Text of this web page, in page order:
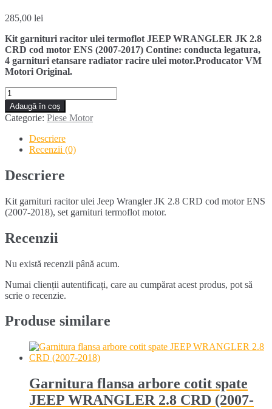
285,00 lei
Kit garnituri racitor ulei termoflot JEEP WRANGLER JK 2.8
CRD cod motor ENS (2007-2017) Contine: conducta legatura,
4 garnituri etansare radiator racire ulei motor.Producator VM
Motori Original.
Cantitate
Kit
garnituri
racitor
JEEP
WRANGLER
2.8
CRD
2017)
Adaugă în coș
Categorie: Piese Motor
Descriere
Recenzii (0)
Descriere
Kit garnituri racitor ulei Jeep Wrangler JK 2.8 CRD cod motor ENS
(2007-2018), set garnituri termoflot motor.
Recenzii
Nu există recenzii până acum.
Numai clienții autentificați, care au cumpărat acest produs, pot să
scrie o recenzie.
Produse similare
Garnitura flansa arbore cotit spate
JEEP WRANGLER 2.8 CRD (2007-